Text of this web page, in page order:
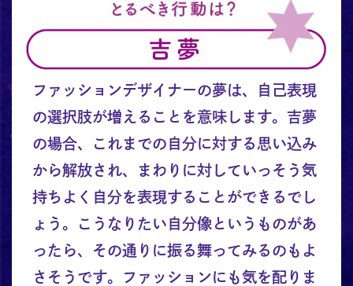
ファッションデザイナーの夢は、自己表現
の選択肢が増えることを意味します。吉夢
の場合、これまでの自分に対する思い込み
から解放され、まわりに対していっそう気
持ちよく自分を表現することができるでし
ょう。こうなりたい自分像というものがあ
ったら、その通りに振る舞ってみるのもよ
さそうです。ファッションにも気を配りま